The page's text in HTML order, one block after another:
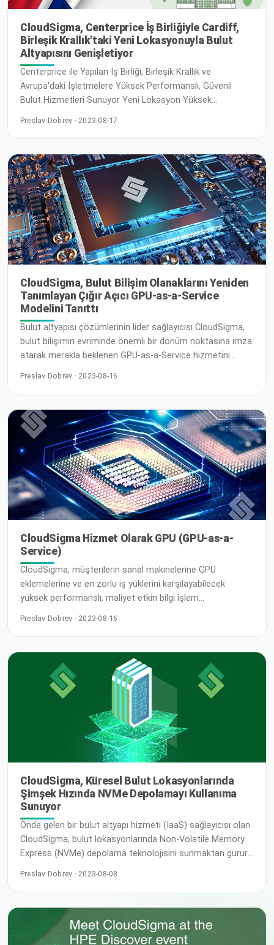
CloudSigma, Centerprice İş Birliğiyle Cardiff,
Birleşik Krallık'taki Yeni Lokasyonuyla Bulut
Altyapısını Genişletiyor
Centerprice ile Yapılan İş Birliği, Birleşik Krallık ve
Avrupa'daki İşletmelere Yüksek Performanslı, Güvenli
Bulut Hizmetleri Sunuyor Yeni Lokasyon Yüksek
Kullanılabilirlik, Ölçeklenebilirlik ve Maliyet Etkinliği Sunuyor
bulut lokasyonunun açılışını duyurmaktan memnuniyet
duyar. Bu stratejik genişleme, iş birli
Preslav Dobrev · 2023-08-17
CloudSigma, Bulut Bilişim Olanaklarını Yeniden
Tanımlayan Çığır Açıcı GPU-as-a-Service
Modelini Tanıttı
Bulut altyapısı çözümlerinin lider sağlayıcısı CloudSigma,
bulut bilişimin evriminde önemli bir dönüm noktasına imza
atarak merakla beklenen GPU-as-a-Service hizmetini
resmi olarak başlattı. Bu yenilikçi çözüm, işletmelerin ve
yararlanmalarını sağlıyor. Bununla
Preslav Dobrev · 2023-08-16
CloudSigma Hizmet Olarak GPU (GPU-as-a-
Service)
CloudSigma, müşterilerin sanal makinelerine GPU
eklemelerine ve en zorlu iş yüklerini karşılayabilecek
yüksek performanslı, maliyet etkin bilgi işlem
kullanmalarına olanak tanır. CloudSigma'nın GPU
A100, NVIDIA TESLA V100'den daha yüksek performans
gösterir ve AI uygulamalarının tam olarak yararlanabileceği
yeni özelliklere sahiptir… Devamını Oku
Preslav Dobrev · 2023-08-16
CloudSigma, Küresel Bulut Lokasyonlarında
Şimşek Hızında NVMe Depolamayı Kullanıma
Sunuyor
Önde gelen bir bulut altyapı hizmeti (IaaS) sağlayıcısı olan
CloudSigma, bulut lokasyonlarında Non-Volatile Memory
Express (NVMe) depolama teknolojisini sunmaktan gurur
duyar. Bu stratejik yükseltme, CloudSigma'nın değerli
noktasını temsil ediyor. Son müşteriler depolamayı
Frankfurt a'da kullanabilir
Preslav Dobrev · 2023-08-08